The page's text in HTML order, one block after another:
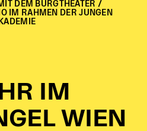
DEM BURGTHEATER /
IM RAHMEN DER JUNGEN
IM
WIEN